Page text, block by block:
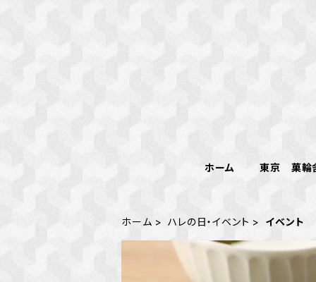
ホーム 東京 菓輪
ホーム ハレの日・イベント イベント